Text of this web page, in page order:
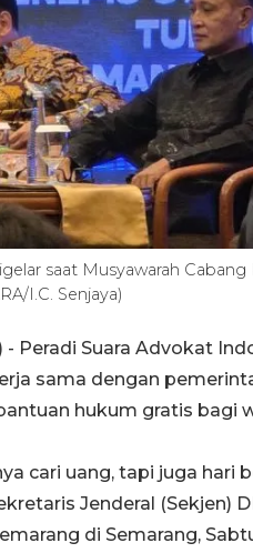
saat Musyawarah
I.C. Senjaya)
- Peradi Suara Advokat
sama dengan
hukum gratis bagi
cari uang, tapi juga hari
Jenderal (Sekjen)
di Semarang,